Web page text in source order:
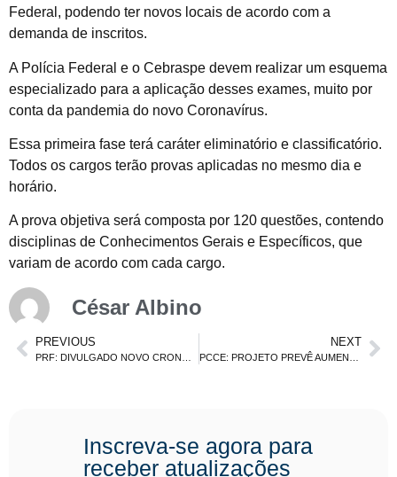
Federal, podendo ter novos locais de acordo com a
demanda de inscritos.
A Polícia Federal e o Cebraspe devem realizar um esquema
especializado para a aplicação desses exames, muito por
conta da pandemia do novo Coronavírus.
Essa primeira fase terá caráter eliminatório e classificatório.
Todos os cargos terão provas aplicadas no mesmo dia e
horário.
A prova objetiva será composta por 120 questões, contendo
disciplinas de Conhecimentos Gerais e Específicos, que
variam de acordo com cada cargo.
César Albino
PREVIOUS NEXT
Inscreva-se agora para
receber atualizações